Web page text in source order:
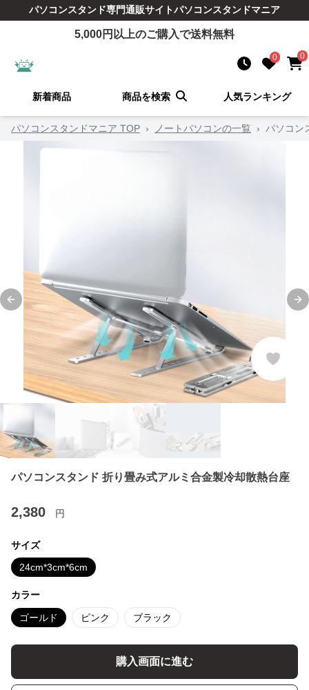
パソコンスタンド専門通販サイトパソコンスタンドマニア
5,000円以上のご購入で送料無料
0 0
新着商品 商品を検索 人気ランキング
パソコンスタンドマニア TOP › ノートパソコンの一覧 › パソコン
Previous slide
パソコンスタンド 折り畳み式アルミ合金製冷却散熱台座
2,380 円
サイズ
24cm*3cm*6cm
カラー
ゴールド ピンク ブラック
購入画面に進む